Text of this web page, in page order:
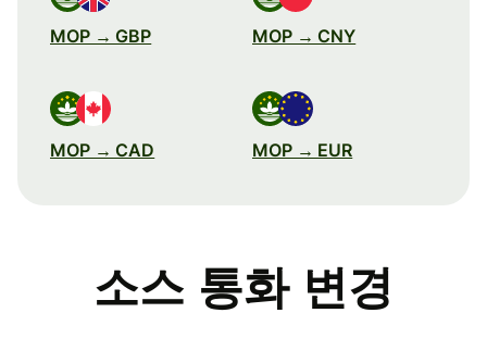
MOP → GBP MOP → CNY
MOP → CAD MOP → EUR
소스 통화 변경